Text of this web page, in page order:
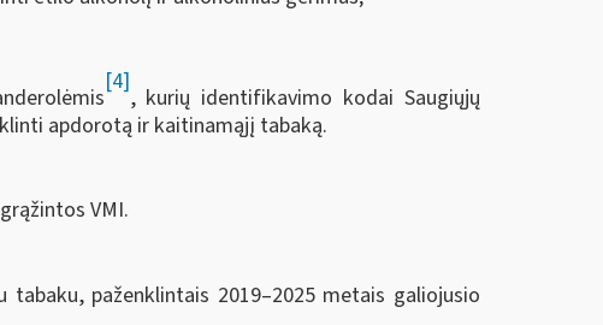
[4]
, kurių identifikavimo kodai Saugiųjų
apdorotą ir kaitinamąjį tabaką.
VMI.
paženklintais 2019–2025 metais galiojusio